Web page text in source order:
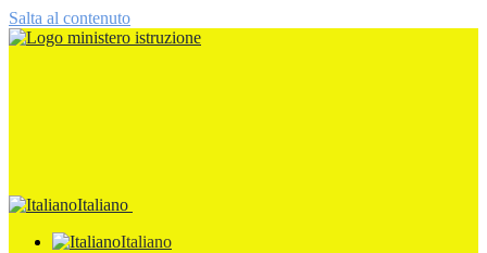
Salta al contenuto
Italiano
Italiano